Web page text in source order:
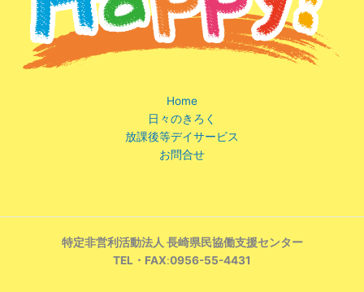
Home
日々のきろく
放課後等デイサービス
お問合せ
特定非営利活動法人 長崎県民協働支援センター
TEL・FAX:0956-55-4431